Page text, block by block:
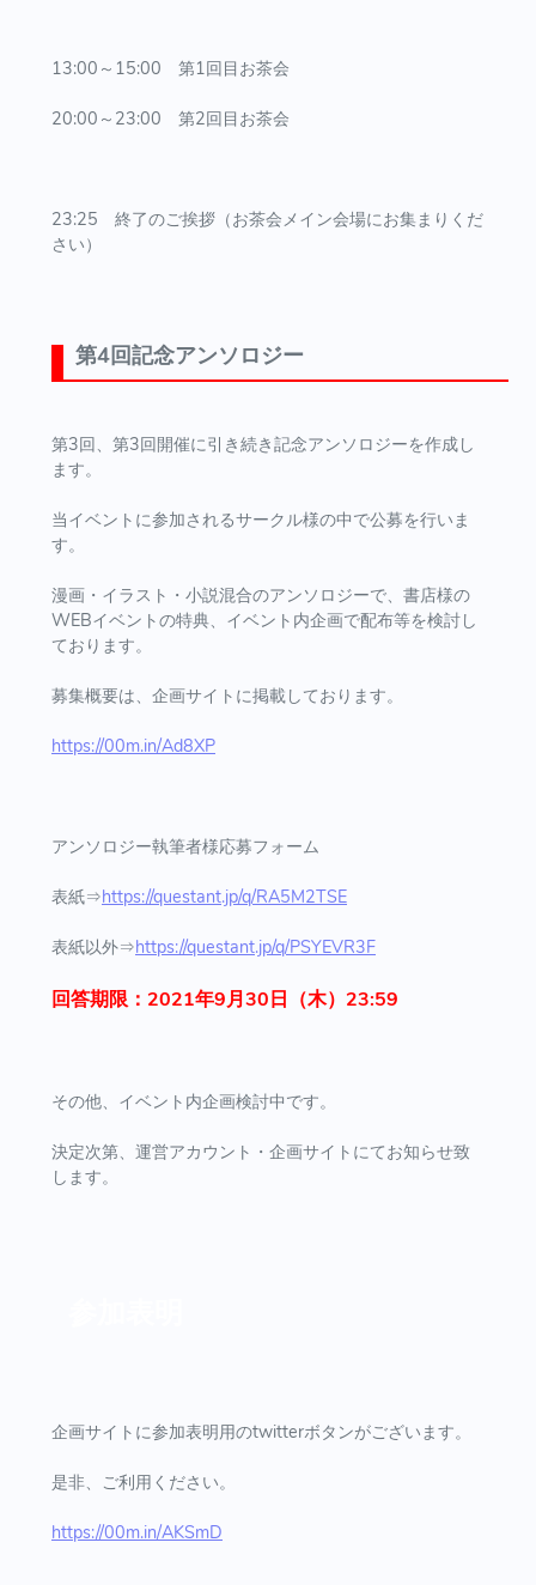
13:00～15:00 第1回目お茶会
20:00～23:00 第2回目お茶会
23:25 終了のご挨拶（お茶会メイン会場にお集まりくだ
さい）
第4回記念アンソロジー
第3回、第3回開催に引き続き記念アンソロジーを作成し
ます。
当イベントに参加されるサークル様の中で公募を行いま
す。
漫画・イラスト・小説混合のアンソロジーで、書店様の
WEBイベントの特典、イベント内企画で配布等を検討し
ております。
募集概要は、企画サイトに掲載しております。
https://00m.in/Ad8XP
アンソロジー執筆者様応募フォーム
表紙⇒https://questant.jp/q/RA5M2TSE
表紙以外⇒https://questant.jp/q/PSYEVR3F
回答期限：2021年9月30日（木）23:59
その他、イベント内企画検討中です。
決定次第、運営アカウント・企画サイトにてお知らせ致
します。
企画サイトに参加表明用のtwitterボタンがございます。
是非、ご利用ください。
https://00m.in/AKSmD